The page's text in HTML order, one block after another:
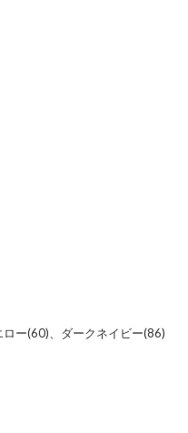
ー(60)、ダークネイビー(86)